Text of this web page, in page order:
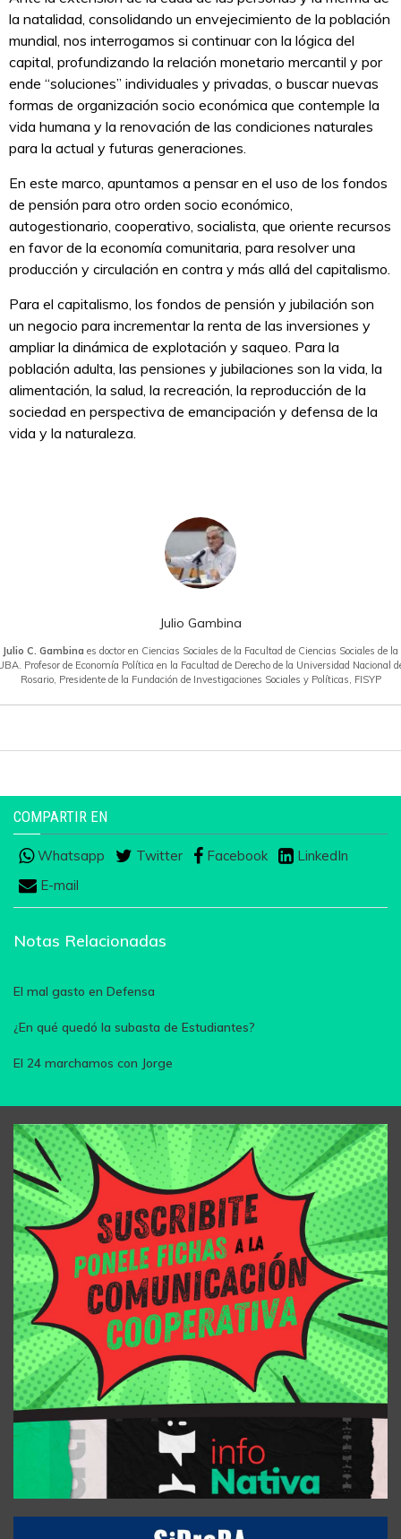
la natalidad, consolidando un envejecimiento de la población
mundial, nos interrogamos si continuar con la lógica del
capital, profundizando la relación monetario mercantil y por
ende “soluciones” individuales y privadas, o buscar nuevas
formas de organización socio económica que contemple la
vida humana y la renovación de las condiciones naturales
para la actual y futuras generaciones.
En este marco, apuntamos a pensar en el uso de los fondos
de pensión para otro orden socio económico,
autogestionario, cooperativo, socialista, que oriente recursos
en favor de la economía comunitaria, para resolver una
producción y circulación en contra y más allá del capitalismo.
Para el capitalismo, los fondos de pensión y jubilación son
un negocio para incrementar la renta de las inversiones y
ampliar la dinámica de explotación y saqueo. Para la
población adulta, las pensiones y jubilaciones son la vida, la
alimentación, la salud, la recreación, la reproducción de la
sociedad en perspectiva de emancipación y defensa de la
vida y la naturaleza.
Julio Gambina
Julio C. Gambina es doctor en Ciencias Sociales de la Facultad de Ciencias Sociales de la
Profesor de Economía Política en la Facultad de Derecho de la Universidad Nacional
Rosario, Presidente de la Fundación de Investigaciones Sociales y Políticas, FISYP
COMPARTIR EN
Whatsapp Twitter Facebook
LinkedIn
E-mail
Notas Relacionadas
El mal gasto en Defensa
¿En qué quedó la subasta de Estudiantes?
El 24 marchamos con Jorge